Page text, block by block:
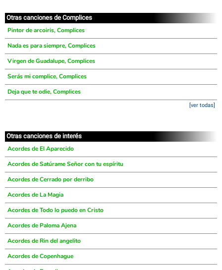
Otras canciones de Complices
Pintor de arcoiris, Complices
Nada es para siempre, Complices
Virgen de Guadalupe, Complices
Serás mi complice, Complices
Deja que te odie, Complices
[ver todas]
Otras canciones de interés
Acordes de El Aparecido
Acordes de Satúrame Señor con tu espíritu
Acordes de Cerrado por derribo
Acordes de La Magia
Acordes de Todo lo puedo en Cristo
Acordes de Paloma Ajena
Acordes de Rin del angelito
Acordes de Copenhague